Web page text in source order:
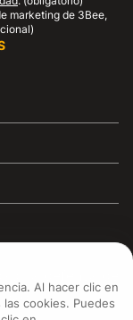
marketing de 3Bee,
la defensa de
Al hacer clic en
cookies. Puedes